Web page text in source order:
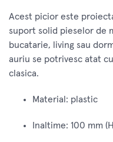
Acest picior este
suport solid pieselor de
bucatarie, living sau
auriu se potrivesc atat
clasica.
Material: plastic
Inaltime: 100 mm